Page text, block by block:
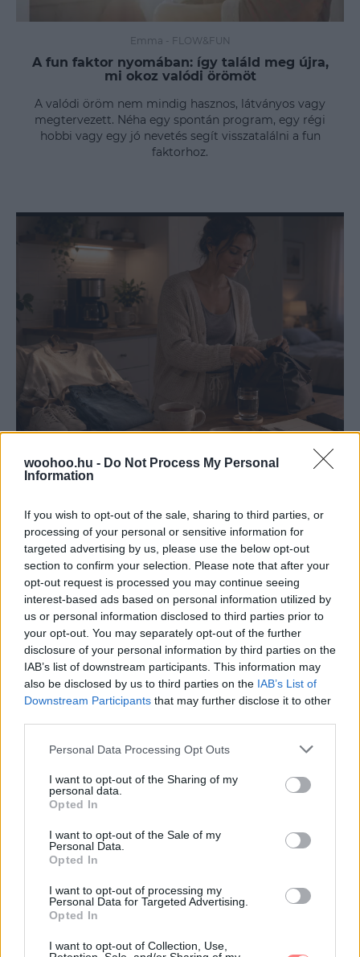
woohoo.hu - Do Not Process My Personal
Information
If you wish to opt-out of the sale, sharing to third parties, or
processing of your personal or sensitive information for
targeted advertising by us, please use the below opt-out
section to confirm your selection. Please note that after your
opt-out request is processed you may continue seeing
interest-based ads based on personal information utilized by
us or personal information disclosed to third parties prior to
your opt-out. You may separately opt-out of the further
disclosure of your personal information by third parties on the
IAB’s list of downstream participants. This information may
also be disclosed by us to third parties on the IAB’s List of
Downstream Participants that may further disclose it to other
Please note that this website/app uses one or more Google
not limited to your visit or usage behaviour. You may click to
grant or deny consent to Google and its third-party tags to
use your data for below specified purposes in below Google
consent section.
Personal Data Processing Opt Outs
I want to opt-out of the Sharing of my
personal data.
Opted In
I want to opt-out of the Sale of my
Personal Data.
Opted In
I want to opt-out of processing my
Personal Data for Targeted Advertising.
Opted In
I want to opt-out of Collection, Use,
Emma - FLOW&FUN
A fun faktor nyomában: így találd meg újra,
mi okoz valódi örömöt
A valódi öröm nem mindig hasznos, látványos vagy
megtervezett. Néha egy spontán program, egy régi
hobbi vagy egy jó nevetés segít visszatalálni a fun
faktorhoz.
amelyek megkönnyítik a reggelt
A jó nap sokszor már előző este elkezdődik. Néhány
apró szokással, előkészítéssel és nyugodtabb lezárással
sokat tehetsz azért, hogy a reggel ne kapkodással
induljon.
egészségesebb hatású hajért